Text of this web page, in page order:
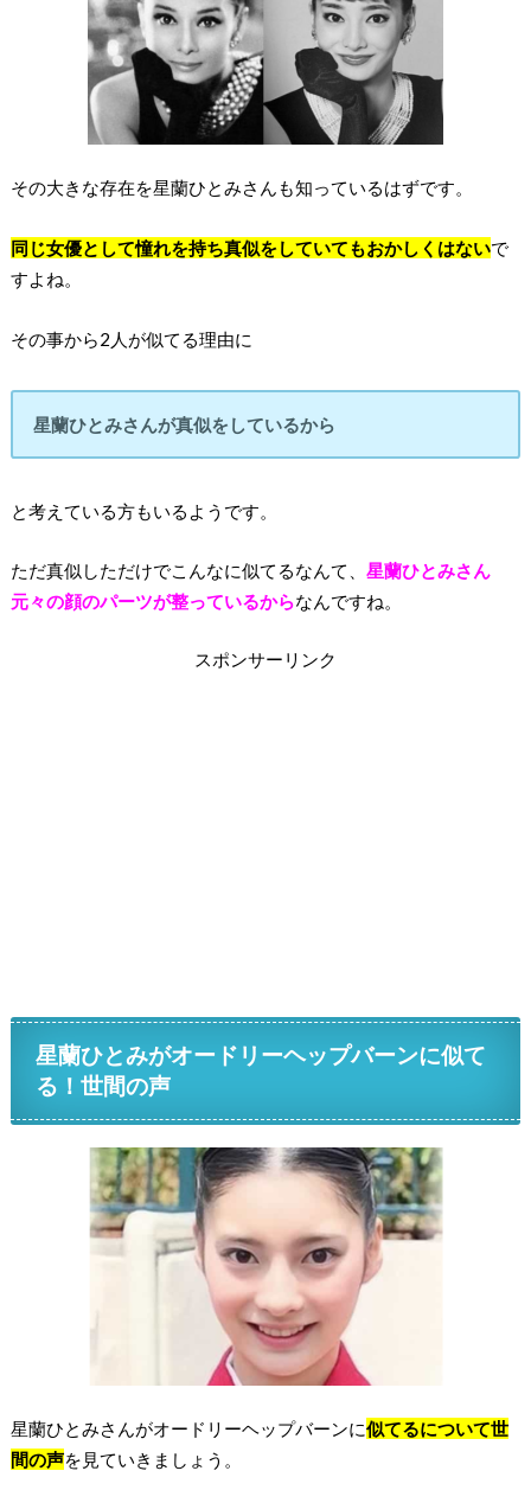
その大きな存在を星蘭ひとみさんも知っているはずです。
同じ女優として憧れを持ち真似をしていてもおかしくはないで
すよね。
その事から2人が似てる理由に
星蘭ひとみさんが真似をしているから
と考えている方もいるようです。
ただ真似しただけでこんなに似てるなんて、 星蘭ひとみさん
元々の顔のパーツが整っているからなんですね。
スポンサーリンク
星蘭ひとみがオードリーヘップバーンに似て
る！世間の声
星蘭ひとみさんがオードリーヘップバーンに似てるについて世
間の声を見ていきましょう。